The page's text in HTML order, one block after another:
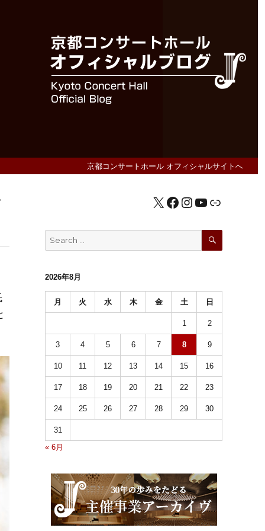
京都コンサートホール オフィシャルサイトへ
X Facebook
Instagram
YouTube
公式HP
Search
for:
SEARCH
2026年8月
月 火 水 木 金 土 日
1 2
3 4 5 6 7 8 9
10 11 12 13 14 15 16
17 18 19 20 21 22 23
24 25 26 27 28 29 30
31
« 6月